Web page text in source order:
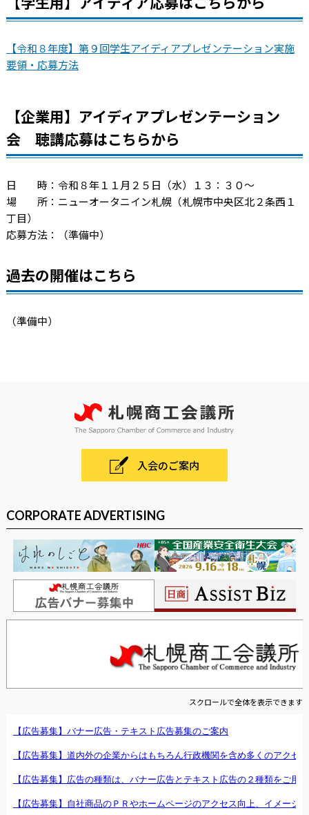
【令和８年度】第９回学生アイディアプレゼンテーション実施
要領・応募方法
【企業用】アイディアプレゼンテーション
会 聴講応募はこちらから
日 時：令和８年１１月２５日（水）１３：３０～
場 所：ニューオータニイン札幌（札幌市中央区北２条西１
丁目）
応募方法：（準備中）
過去の開催はこちら
（準備中）
入会のご案内
CORPORATE ADVERTISING
スクロールで全体を表示できます